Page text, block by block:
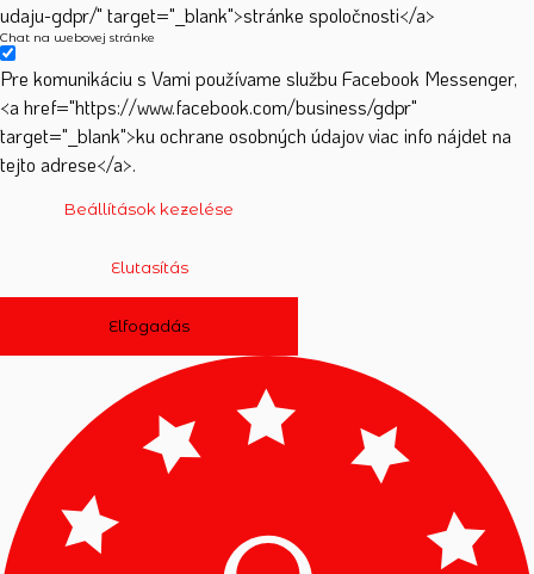
udaju-gdpr/" target="_blank">stránke spoločnosti</a>
Chat na webovej stránke
Pre komunikáciu s Vami používame službu Facebook Messenger,
<a href="https://www.facebook.com/business/gdpr"
target="_blank">ku ochrane osobných údajov viac info nájdet na
tejto adrese</a>.
Beállítások kezelése
Elutasítás
Elfogadás